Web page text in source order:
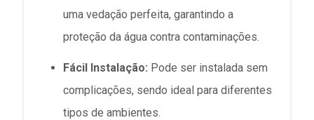
uma vedação perfeita, garantindo a
proteção da água contra contaminações.
Fácil Instalação: Pode ser instalada sem
complicações, sendo ideal para diferentes
tipos de ambientes.